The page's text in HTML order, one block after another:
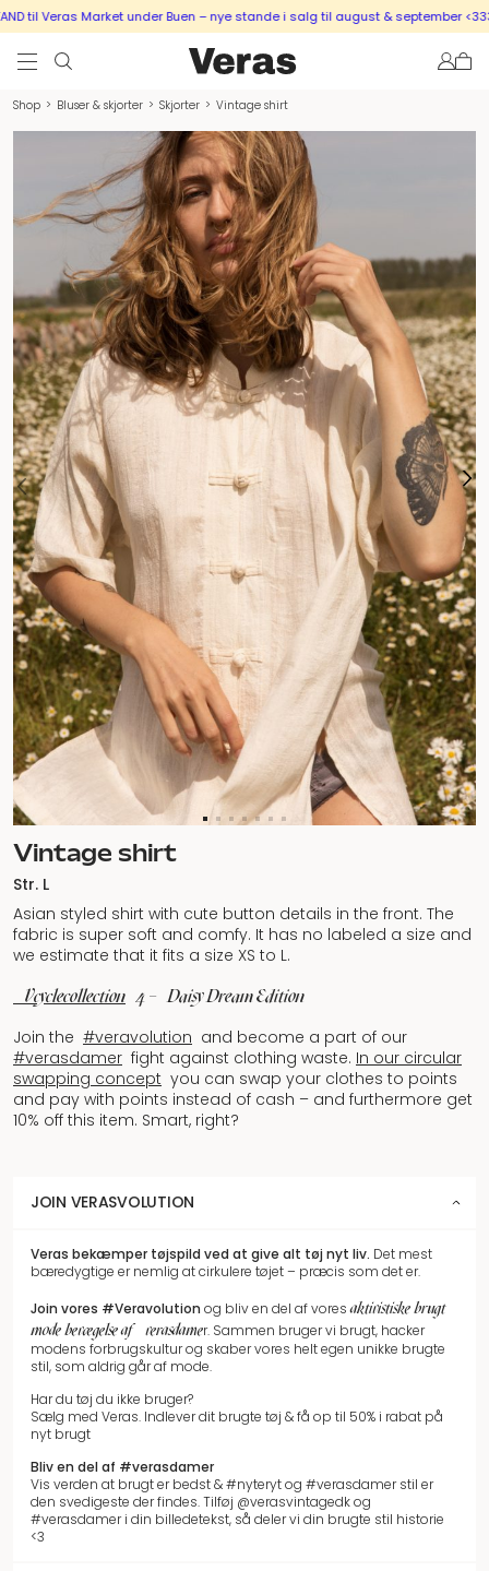
til Veras Market under Buen – nye stande i salg til august & september <333
Shop > Bluser & skjorter > Skjorter > Vintage shirt
Vintage shirt
Str. L
Asian styled shirt with cute button details in the front. The
fabric is super soft and comfy. It has no labeled a size and
we estimate that it fits a size XS to L.
#Vcyclecollection 4 – Daisy Dream Edition
Join the #veravolution and become a part of our
#verasdamer fight against clothing waste. In our circular
swapping concept you can swap your clothes to points
and pay with points instead of cash – and furthermore get
10% off this item. Smart, right?
JOIN VERASVOLUTION
Veras bekæmper tøjspild ved at give alt tøj nyt liv. Det mest
bæredygtige er nemlig at cirkulere tøjet – præcis som det er.
Join vores #Veravolution og bliv en del af voresaktivistiske brugt
mode bevægelse af #verasdamer. Sammen bruger vi brugt, hacker
modens forbrugskultur og skaber vores helt egen unikke brugte
stil, som aldrig går af mode.
Har du tøj du ikke bruger?
Sælg med Veras. Indlever dit brugte tøj & få op til 50% i rabat på
nyt brugt
Bliv en del af #verasdamer
Vis verden at brugt er bedst & #nyteryt og #verasdamer stil er
den svedigeste der findes. Tilføj @verasvintagedk og
#verasdamer i din billedetekst, så deler vi din brugte stil historie
<3